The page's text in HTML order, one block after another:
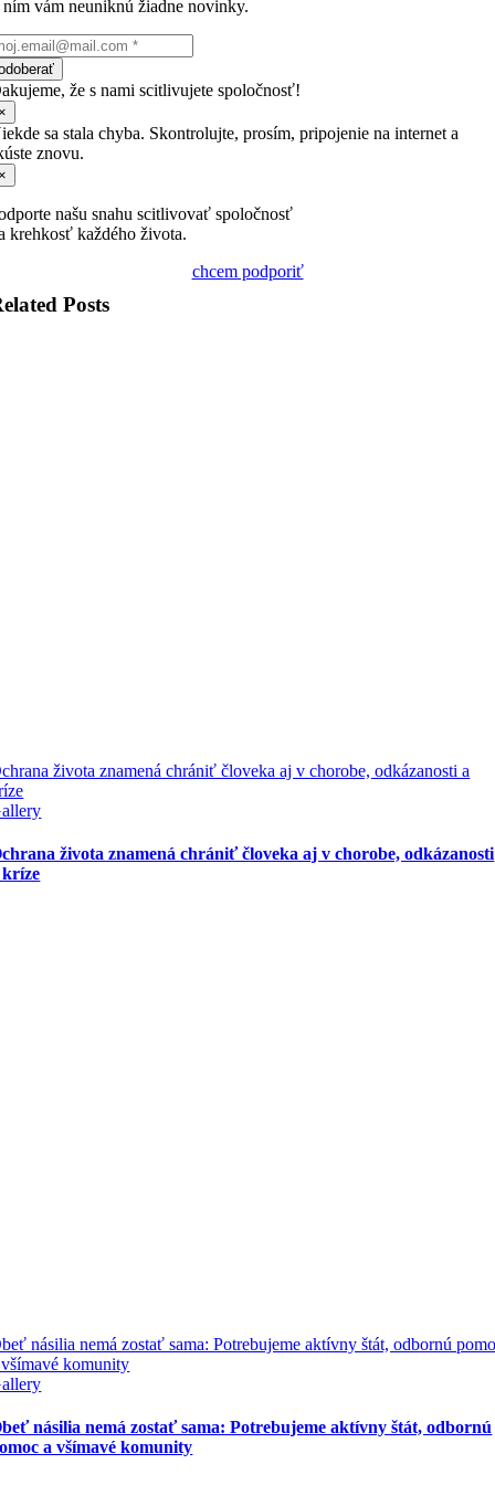
ním vám neuniknú žiadne novinky.
že s nami scitlivujete spoločnosť!
sa stala chyba. Skontrolujte, prosím, pripojenie na internet a
znovu.
našu snahu scitlivovať spoločnosť
krehkosť každého života.
chcem podporiť
Posts
života znamená chrániť človeka aj v chorobe, odkázanosti a
života znamená chrániť človeka aj v chorobe, odkázanosti
kríze
násilia nemá zostať sama: Potrebujeme aktívny štát, odbornú
komunity
násilia nemá zostať sama: Potrebujeme aktívny štát, odbornú
a všímavé komunity